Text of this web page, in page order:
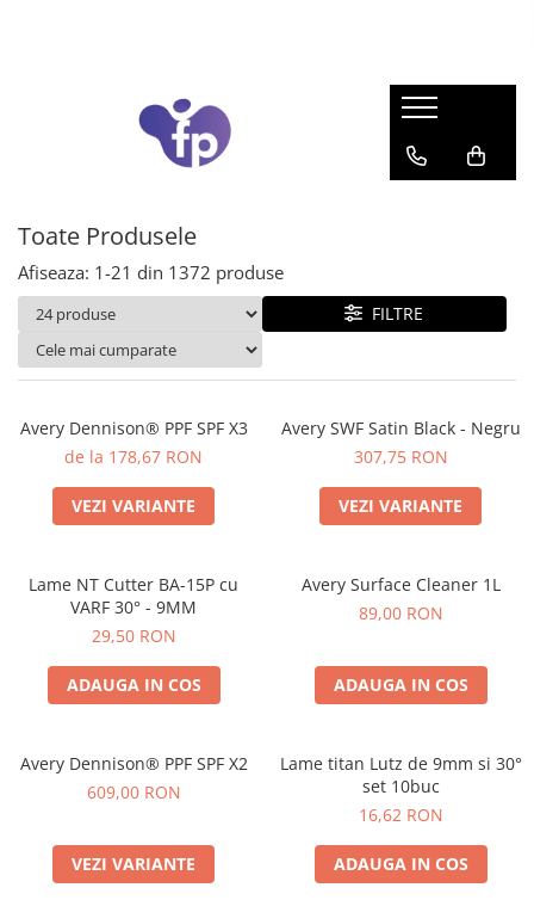
PPF Colorat
Solară auto
Folie pentru cutter-ploter
Folie opacă
Efect sticlă sablată
Folie iluminată & backlit
Folie translucida
Folie blockout
Folie intensificare lumina
Folie difuzie lumina
Folie dual-color
Folie ferestre
Folie decorativă
Folie protecție solară
Folie de securitate
3M DI-NOC Lemn
Lame pt. razuitoare
Tăiere
Fir pentru tăiere
Cuțite
Lame / Rezerve
Aplicare
Raclete tip card
Mănuși aplicare
Raclete cu mâner
Lichide speciale
Altele
Alte scule
Toate Produsele
Afiseaza: 1-21 din 1372 produse
FILTRE
Avery Dennison® PPF SPF X3
de la 178,67 RON
VEZI VARIANTE
Avery SWF Satin Black - Negru
307,75 RON
VEZI VARIANTE
Lame NT Cutter BA-15P cu
VARF 30° - 9MM
29,50 RON
ADAUGA IN COS
Avery Surface Cleaner 1L
89,00 RON
ADAUGA IN COS
Avery Dennison® PPF SPF X2
609,00 RON
VEZI VARIANTE
Lame titan Lutz de 9mm si 30°
set 10buc
16,62 RON
ADAUGA IN COS